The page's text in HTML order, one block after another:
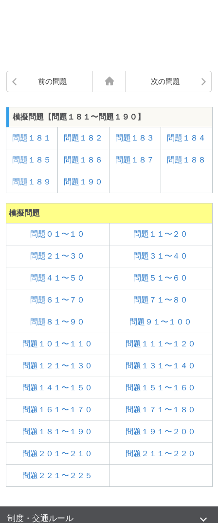
前の問題 次の問題
模擬問題【問題１８１〜問題１９０】
問題１８１ 問題１８２ 問題１８３ 問題１８４
問題１８５ 問題１８６ 問題１８７ 問題１８８
問題１８９ 問題１９０
模擬問題
問題０１〜１０ 問題１１〜２０
問題２１〜３０ 問題３１〜４０
問題４１〜５０ 問題５１〜６０
問題６１〜７０ 問題７１〜８０
問題８１〜９０ 問題９１〜１００
問題１０１〜１１０ 問題１１１〜１２０
問題１２１〜１３０ 問題１３１〜１４０
問題１４１〜１５０ 問題１５１〜１６０
問題１６１〜１７０ 問題１７１〜１８０
問題１８１〜１９０ 問題１９１〜２００
問題２０１〜２１０ 問題２１１〜２２０
問題２２１〜２２５
制度・交通ルール